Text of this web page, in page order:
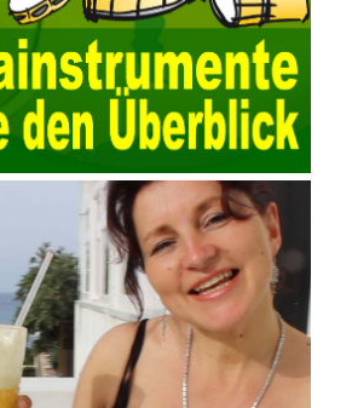
to achieve the import and acquisition of
security is a problem that is highly
security affects people all the time.
people are rapidly developing
technology. More and more network
our lives and raising awareness of
of the network environment
all aspects of society. It also requires
to improve their own quality. It also needs
awareness of network security. Only the
Questions the standard requirements.
Guidenetwork security can be
domestic research and practice on training
still relatively rare. The main reason for
training is that on the one hand,
know little about project management,